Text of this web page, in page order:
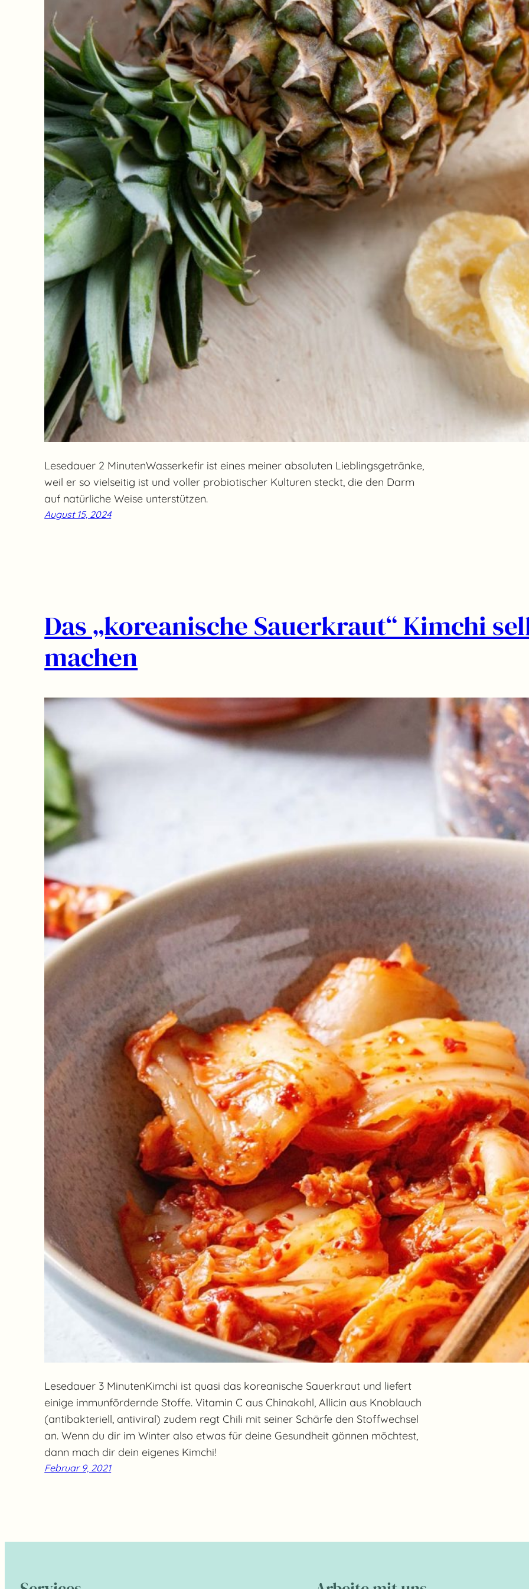
Lesedauer 2 MinutenWasserkefir ist eines meiner absoluten Lieblingsgetränke,
weil er so vielseitig ist und voller probiotischer Kulturen steckt, die den Darm
auf natürliche Weise unterstützen.
August 15, 2024
Das „koreanische Sauerkraut“ Kimchi
machen
Lesedauer 3 MinutenKimchi ist quasi das koreanische Sauerkraut und liefert
einige immunfördernde Stoffe. Vitamin C aus Chinakohl, Allicin aus Knoblauch
(antibakteriell, antiviral) zudem regt Chili mit seiner Schärfe den Stoffwechsel
an. Wenn du dir im Winter also etwas für deine Gesundheit gönnen möchtest,
dann mach dir dein eigenes Kimchi!
Februar 9, 2021